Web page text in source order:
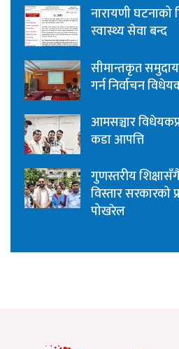
नारायणी घटनाको
स्वास्थ्य सेवा बन्द
सीमान्तकृत
गर्न निर्वाचन
आमसञ्चार
कडा आपत्ति
गुणस्तरीय
विस्तार सरकारको
पोखरेल